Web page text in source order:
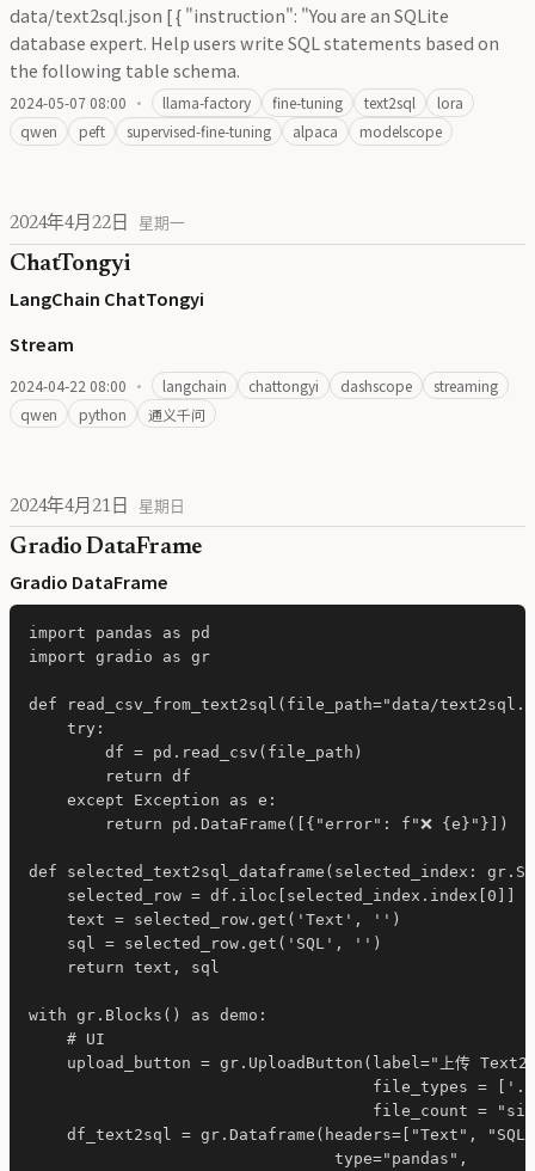
data/text2sql.json [ { "instruction": "You are an SQLite
database expert. Help users write SQL statements based on
the following table schema.
2024-05-07 08:00 · llama-factory fine-tuning text2sql
lora
qwen
peft supervised-fine-tuning alpaca modelscope
2024年4月22日 星期一
ChatTongyi
LangChain ChatTongyi
Stream
2024-04-22 08:00 · langchain chattongyi dashscope
streaming
qwen
python 通义千问
2024年4月21日 星期日
Gradio DataFrame
Gradio DataFrame
import pandas as pd
import gradio as gr
def read_csv_from_text2sql(file_path="data/
    try:
        df = pd.read_csv(file_path)
        return df
    except Exception as e:
        return pd.DataFrame([{"error": f"❌ {e}"}])
def selected_text2sql_dataframe(selected_index:
    selected_row = df.iloc[selected_index.index[0]]
    text = selected_row.get('Text', '')
    sql = selected_row.get('SQL', '')
    return text, sql
with gr.Blocks() as demo:
    # UI
upload_button = gr.UploadButton(label="上传
file_types =
file_count =
df_text2sql = gr.Dataframe(headers=["Text",
                                type="pandas",